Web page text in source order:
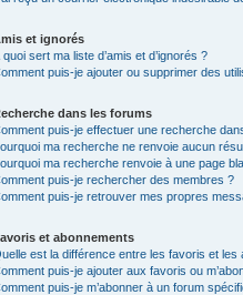
et ignorés
quoi sert ma liste d’amis et d’ignorés ?
puis-je ajouter ou supprimer des
dans les forums
puis-je effectuer une recherche
ma recherche ne renvoie aucun
ma recherche renvoie à une page
puis-je rechercher des membres ?
puis-je retrouver mes propres
et abonnements
est la différence entre les favoris et les
puis-je ajouter aux favoris ou
puis-je m’abonner à un forum